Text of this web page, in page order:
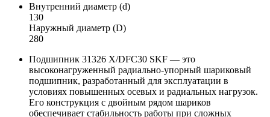
Внутренний диаметр (d)
130
Наружный диаметр (D)
280
Подшипник 31326 X/DFC30 SKF — это
высоконагруженный радиально-упорный шариковый
подшипник, разработанный для эксплуатации в
условиях повышенных осевых и радиальных нагрузок.
Его конструкция с двойным рядом шариков
обеспечивает стабильность работы при сложных